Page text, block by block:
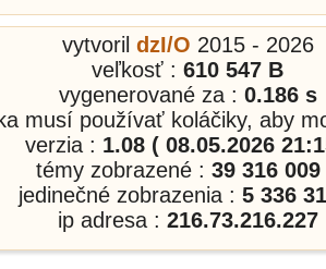
vytvoril dzI/O 2015 - 2026
veľkosť : 610 547 B
vygenerované za : 0.186 s
musí používať koláčiky, aby
verzia : 1.08 ( 08.05.2026
témy zobrazené : 39 316
jedinečné zobrazenia : 5 336
ip adresa : 216.73.216.227